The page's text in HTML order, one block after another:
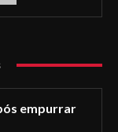
empurrar